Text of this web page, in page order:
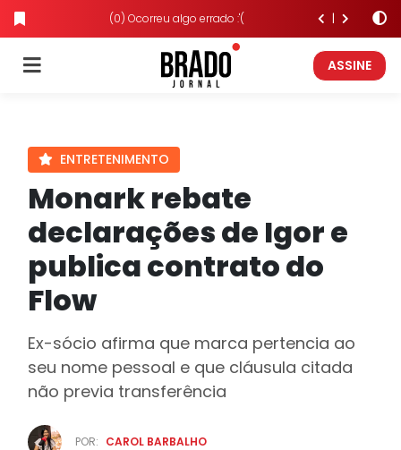
(0) Ocorreu algo errado :'(
ASSINE
ENTRETENIMENTO
Monark rebate
declarações de Igor e
publica contrato do
Flow
Ex-sócio afirma que marca pertencia ao
seu nome pessoal e que cláusula citada
não previa transferência
POR: CAROL BARBALHO